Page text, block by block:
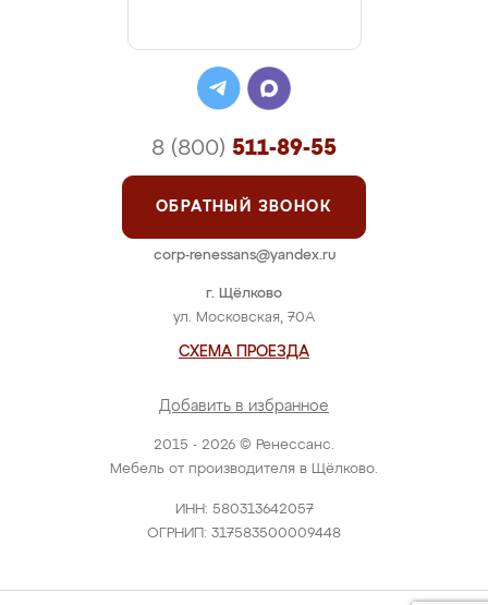
2015 - 2026 © Ренессанс.
Мебель от производителя в Щёлково.
ИНН: 580313642057
ОГРНИП: 317583500009448
г. Щёлково
ул. Московская, 70А
СХЕМА ПРОЕЗДА
Добавить в избранное
8 (800) 511-89-55
ОБРАТНЫЙ ЗВОНОК
corp-renessans@yandex.ru